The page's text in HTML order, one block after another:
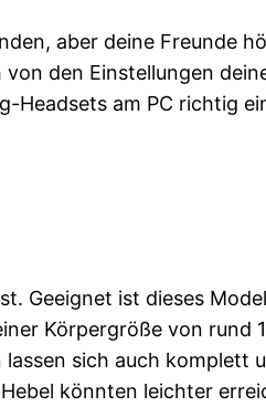
aber deine Freunde
den Einstellungen
Headsets am PC richtig
Geeignet ist dieses
Körpergröße von rund
sich auch komplett
könnten leichter